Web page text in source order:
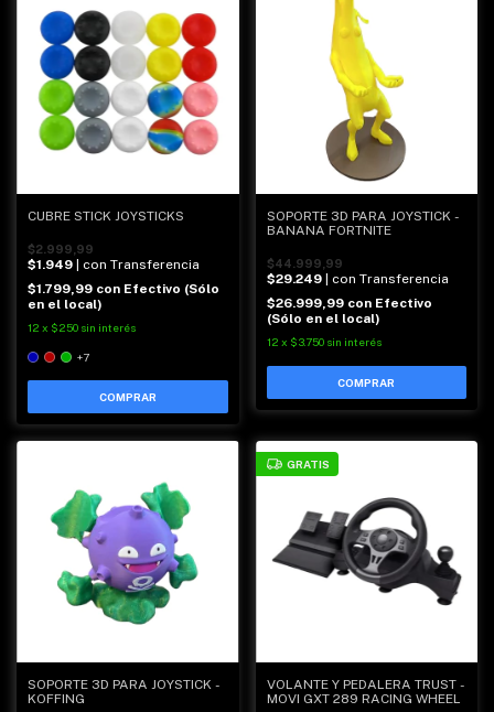
CUBRE STICK JOYSTICKS
$2.999,99
$1.949 | con Transferencia
$1.799,99 con Efectivo (Sólo
en el local)
12 x $250 sin interés
+7
COMPRAR
SOPORTE 3D PARA JOYSTICK -
BANANA FORTNITE
$44.999,99
$29.249 | con Transferencia
$26.999,99 con Efectivo
(Sólo en el local)
12 x $3.750 sin interés
SOPORTE 3D PARA JOYSTICK -
KOFFING
GRATIS
VOLANTE Y PEDALERA TRUST -
MOVI GXT 289 RACING WHEEL